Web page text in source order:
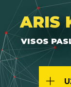
ARIS
VISOS
DEGALINIŲ